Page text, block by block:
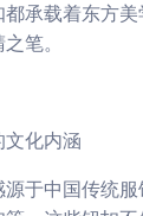
承载着东方
笔。
化内涵
于中国传统